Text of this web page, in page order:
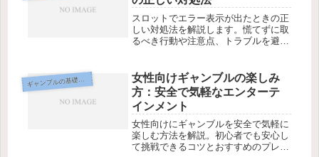
スロットでエラー表示が出たときの正
しい対処法を解説します。慌てずに取
るべき行動や注意点、トラブルを避け
ギ
ャンブルの基礎知識
女性向けギャンブルの楽しみ
方：安全で気軽なエンターテ
インメント
女性向けにギャンブルを安全で気軽に
楽しむ方法を解説。初心者でも安心し
て挑戦できるコツとおすすめのプレイ